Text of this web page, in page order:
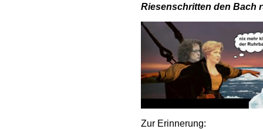
Riesenschritten den Bach
Zur Erinnerung: